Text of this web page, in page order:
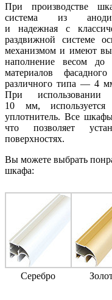
При производстве
система из
и надежная с
раздвижной системе
механизмом и имеют
наполнение весом
материалов
различного типа — 4
При использовании
10 мм, используется
уплотнитель. Все
что позволяет
поверхностях.
Вы можете выбрать
шкафа:
Серебро